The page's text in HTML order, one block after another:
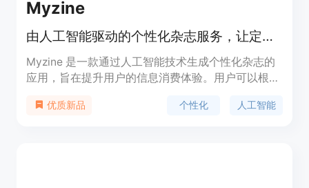
Myzine
由人工智能驱动的个性化杂志服务，让定制信息融入生活。
Myzine 是一款通过人工智能技术生成个性化杂志的
应用，旨在提升用户的信息消费体验。用户可以根据
特的阅读体验。Myzine 支持多种兴趣领域的选择，
优质新品 个性化 人工智能